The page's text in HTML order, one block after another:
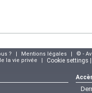
? | Mentions légales |
© -
la vie privée | Cookie settings